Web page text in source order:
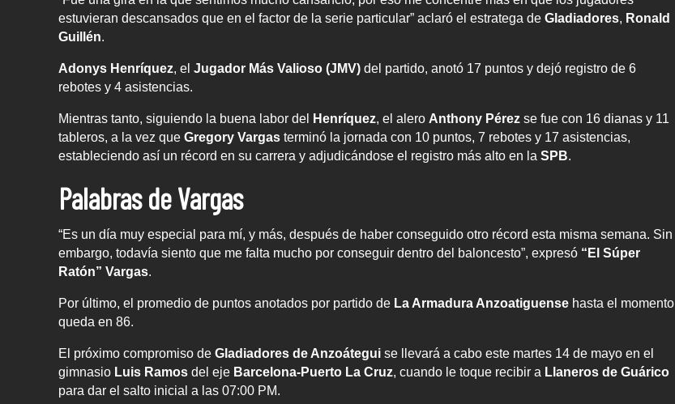
estuvieran descansados que en el factor de la serie particular” aclaró el estratega de Gladiadores, Ronald
Guillén.
Adonys Henríquez, el Jugador Más Valioso (JMV) del partido, anotó 17 puntos y dejó registro de 6
rebotes y 4 asistencias.
Mientras tanto, siguiendo la buena labor del Henríquez, el alero Anthony Pérez se fue con 16 dianas y 11
tableros, a la vez que Gregory Vargas terminó la jornada con 10 puntos, 7 rebotes y 17 asistencias,
estableciendo así un récord en su carrera y adjudicándose el registro más alto en la SPB.
Palabras de Vargas
“Es un día muy especial para mí, y más, después de haber conseguido otro récord esta misma semana. Sin
embargo, todavía siento que me falta mucho por conseguir dentro del baloncesto”, expresó “El Súper
Ratón” Vargas.
Por último, el promedio de puntos anotados por partido de La Armadura Anzoatiguense hasta el momento
queda en 86.
El próximo compromiso de Gladiadores de Anzoátegui se llevará a cabo este martes 14 de mayo en el
gimnasio Luis Ramos del eje Barcelona-Puerto La Cruz, cuando le toque recibir a Llaneros de Guárico
para dar el salto inicial a las 07:00 PM.